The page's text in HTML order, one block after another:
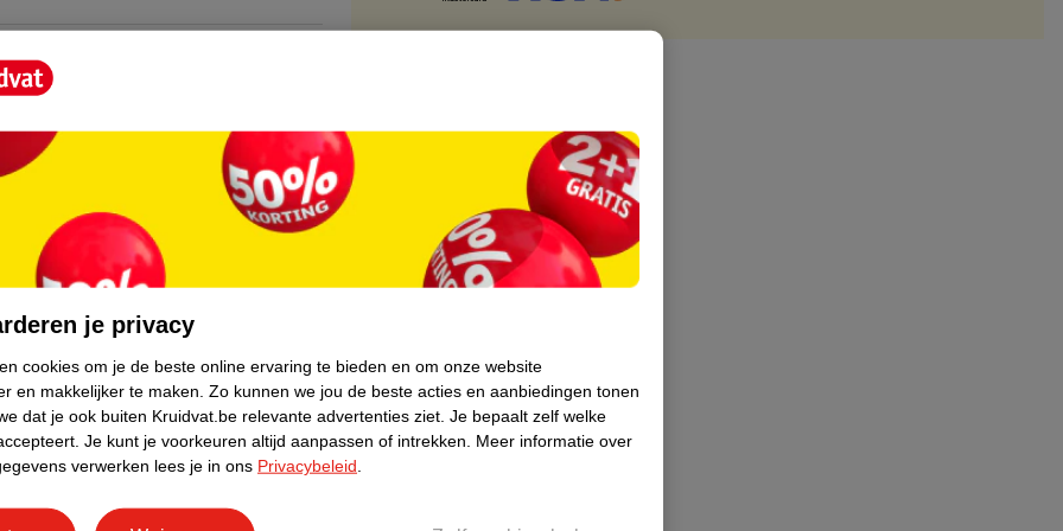
natuurlijke wijze dat wespen zich in de
deze realistische lokvogel helpt om je
waardoor het bestand is tegen
continue afschrikking van wespen in je
wespen die je activiteiten verstoren.
om de vorm te behouden en hang
van chemicaliën nodig, hang het op en
je privacy
cookies om je de beste online ervaring te bieden en om onze website
en makkelijker te maken. Zo kunnen we jou de beste acties en aanbiedingen tonen
dat je ook buiten Kruidvat.be relevante advertenties ziet. Je bepaalt zelf welke
Je kunt je voorkeuren altijd aanpassen of intrekken.
Meer informatie over
verwerken lees je in ons Privacybeleid